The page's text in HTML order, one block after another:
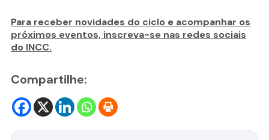
Para receber novidades do ciclo e acompanhar os
próximos eventos, inscreva-se nas redes sociais
do INCC.
Compartilhe: